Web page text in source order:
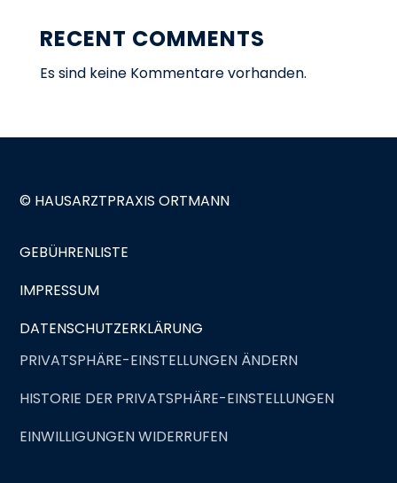
RECENT COMMENTS
Es sind keine Kommentare vorhanden.
© HAUSARZTPRAXIS ORTMANN
GEBÜHRENLISTE
IMPRESSUM
DATENSCHUTZERKLÄRUNG
PRIVATSPHÄRE-EINSTELLUNGEN ÄNDERN
HISTORIE DER PRIVATSPHÄRE-EINSTELLUNGEN
EINWILLIGUNGEN WIDERRUFEN